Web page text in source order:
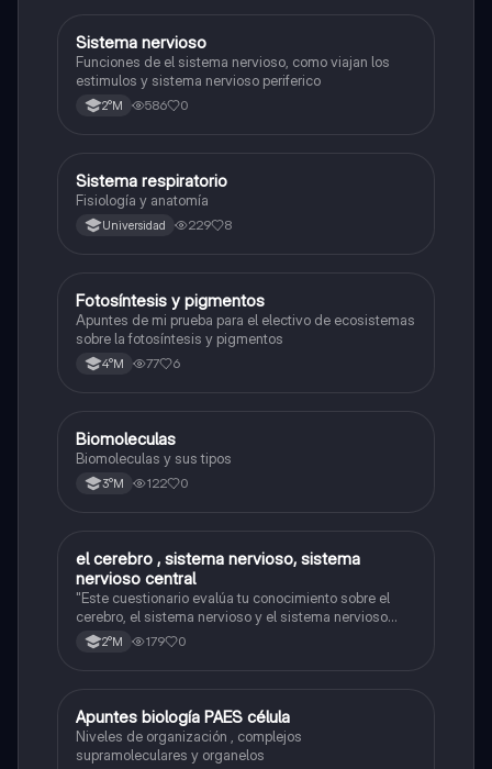
SBiología
Sistema nervioso
Funciones de el sistema nervioso, como viajan los
estimulos y sistema nervioso periferico
2°M 586 0
Biología
Sistema respiratorio
Fisiología y anatomía
Universidad 229 8
Biología
Fotosíntesis y pigmentos
Apuntes de mi prueba para el electivo de ecosistemas
sobre la fotosíntesis y pigmentos
4°M 77 6
Biología
Biomoleculas
Biomoleculas y sus tipos
3°M 122 0
Biología
el cerebro , sistema nervioso, sistema
nervioso central
"Este cuestionario evalúa tu conocimiento sobre el
cerebro, el sistema nervioso y el sistema nervioso
central."
2°M 179 0
Biología
Apuntes biología PAES célula
Niveles de organización , complejos
supramoleculares y organelos